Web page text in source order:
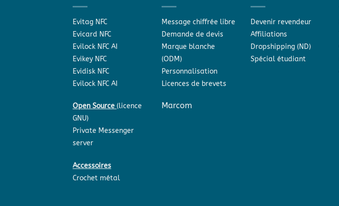
Evitag NFC
Evicard NFC
Evilock NFC AI
Evikey NFC
Evidisk NFC
Evilock NFC AI
Open Source (licence
GNU)
Private Messenger
server
Accessoires
Crochet métal
Message chiffrée libre
Demande de devis
Marque blanche
(ODM)
Personnalisation
Licences de brevets
Marcom
Devenir revendeur
Affiliations
Dropshipping (ND)
Spécial étudiant